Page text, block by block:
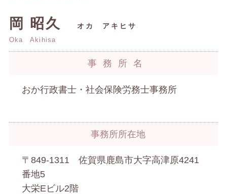
岡 昭久 オカ アキヒサ
Oka Akihisa
事務所名
おか行政書士・社会保険労務士事務所
事務所所在地
〒849-1311 佐賀県鹿島市大字高津原4241
番地5
大栄Eビル2階